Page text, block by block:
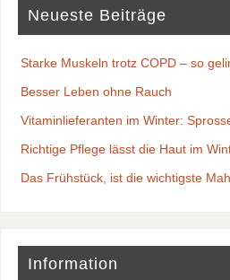
Neueste Beiträge
Starke Muskeln trotz COPD – so
Besser Leben ohne Rauch
Vitaminlieferanten im Winter:
Richtige Pflege lässt die Haut im
Das Frühstück, ist die wichtigste
Information